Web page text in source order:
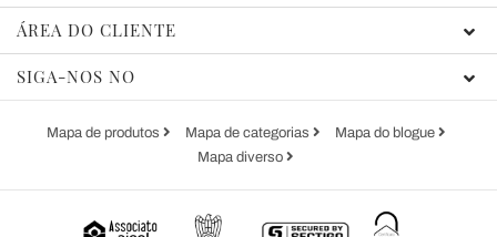
ÁREA DO CLIENTE
SIGA-NOS NO
Mapa de produtos Mapa de categorias
Mapa do blogue
Mapa diverso